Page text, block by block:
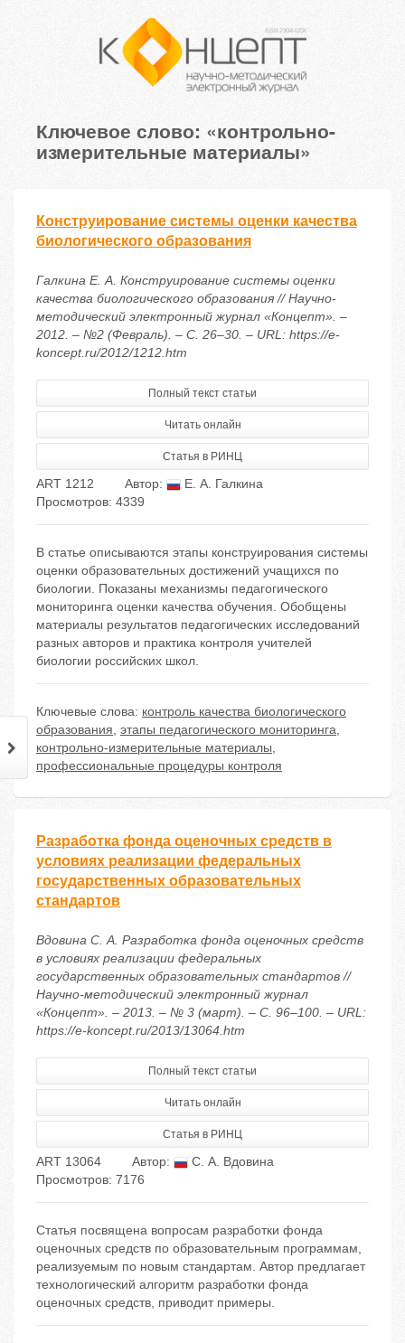
Ключевое слово: «контрольно-
измерительные материалы»
Конструирование системы оценки качества
биологического образования
Галкина Е. А. Конструирование системы оценки
качества биологического образования // Научно-
методический электронный журнал «Концепт». –
2012. – №2 (Февраль). – С. 26–30. – URL: https://e-
koncept.ru/2012/1212.htm
Полный текст статьи
Читать онлайн
Статья в РИНЦ
ART 1212 Автор:
Е. А. Галкина
Просмотров: 4339
В статье описываются этапы конструирования системы
оценки образовательных достижений учащихся по
биологии. Показаны механизмы педагогического
мониторинга оценки качества обучения. Обобщены
материалы результатов педагогических исследований
разных авторов и практика контроля учителей
биологии российских школ.
Ключевые слова: контроль качества биологического
образования, этапы педагогического мониторинга,
контрольно-измерительные материалы,
профессиональные процедуры контроля
Разработка фонда оценочных средств в
условиях реализации федеральных
государственных образовательных
стандартов
Вдовина С. А. Разработка фонда оценочных средств
в условиях реализации федеральных
государственных образовательных стандартов //
Научно-методический электронный журнал
«Концепт». – 2013. – № 3 (март). – С. 96–100. – URL:
https://e-koncept.ru/2013/13064.htm
Полный текст статьи
Читать онлайн
Статья в РИНЦ
ART 13064 Автор:
С. А. Вдовина
Просмотров: 7176
Статья посвящена вопросам разработки фонда
оценочных средств по образовательным программам,
реализуемым по новым стандартам. Автор предлагает
технологический алгоритм разработки фонда
оценочных средств, приводит примеры.